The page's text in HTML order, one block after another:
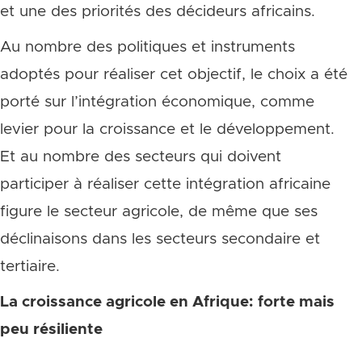
et une des priorités des décideurs africains.
Au nombre des politiques et instruments
adoptés pour réaliser cet objectif, le choix a été
porté sur l’intégration économique, comme
levier pour la croissance et le développement.
Et au nombre des secteurs qui doivent
participer à réaliser cette intégration africaine
figure le secteur agricole, de même que ses
déclinaisons dans les secteurs secondaire et
tertiaire.
La croissance agricole en Afrique: forte mais
peu résiliente